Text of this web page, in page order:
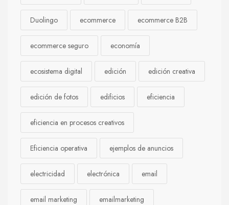
Duolingo ecommerce ecommerce B2B
ecommerce seguro economía
ecosistema digital edición edición creativa
edición de fotos edificios eficiencia
eficiencia en procesos creativos
Eficiencia operativa ejemplos de anuncios
electricidad electrónica email
email marketing emailmarketing